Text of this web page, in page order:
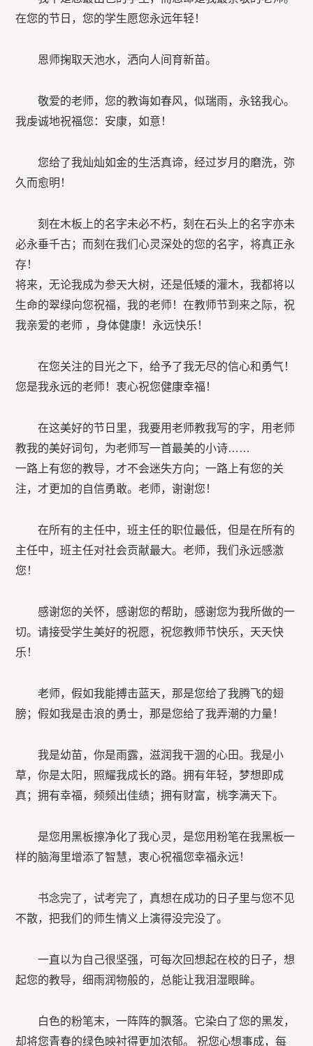
在您的节日，您的学生愿您永远年轻！
恩师掬取天池水，洒向人间育新苗。
敬爱的老师，您的教诲如春风，似瑞雨，永铭我心。
我虔诚地祝福您：安康，如意！
您给了我灿灿如金的生活真谛，经过岁月的磨洗，弥
久而愈明！
刻在木板上的名字未必不朽，刻在石头上的名字亦未
必永垂千古；而刻在我们心灵深处的您的名字，将真正永
存！
将来，无论我成为参天大树，还是低矮的灌木，我都将以
生命的翠绿向您祝福，我的老师！在教师节到来之际，祝
我亲爱的老师 ，身体健康！永远快乐！
在您关注的目光之下，给予了我无尽的信心和勇气！
您是我永远的老师！衷心祝您健康幸福！
在这美好的节日里，我要用老师教我写的字，用老师
教我的美好词句，为老师写一首最美的小诗……
一路上有您的教导，才不会迷失方向；一路上有您的关
注，才更加的自信勇敢。老师，谢谢您！
在所有的主任中，班主任的职位最低，但是在所有的
主任中，班主任对社会贡献最大。老师，我们永远感激
您！
感谢您的关怀，感谢您的帮助，感谢您为我所做的一
切。请接受学生美好的祝愿，祝您教师节快乐，天天快
乐！
老师，假如我能搏击蓝天，那是您给了我腾飞的翅
膀；假如我是击浪的勇士，那是您给了我弄潮的力量！
我是幼苗，你是雨露，滋润我干涸的心田。我是小
草，你是太阳，照耀我成长的路。拥有年轻，梦想即成
真；拥有幸福，频频出佳绩；拥有财富，桃李满天下。
是您用黑板擦净化了我心灵，是您用粉笔在我黑板一
样的脑海里增添了智慧，衷心祝福您幸福永远！
书念完了，试考完了，真想在成功的日子里与您不见
不散，把我们的师生情义上演得没完没了。
一直以为自己很坚强，可每次回想起在校的日子，想
起您的教导，细雨润物般的，总能让我泪湿眼眸。
白色的粉笔末，一阵阵的飘落。它染白了您的黑发，
却将您青春的绿色映衬得更加浓郁。 祝您心想事成，每